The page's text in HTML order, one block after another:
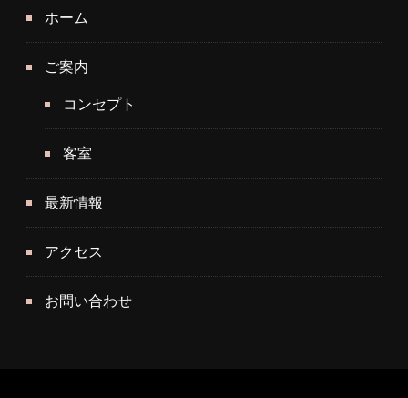
ホーム
ご案内
コンセプト
客室
最新情報
アクセス
お問い合わせ